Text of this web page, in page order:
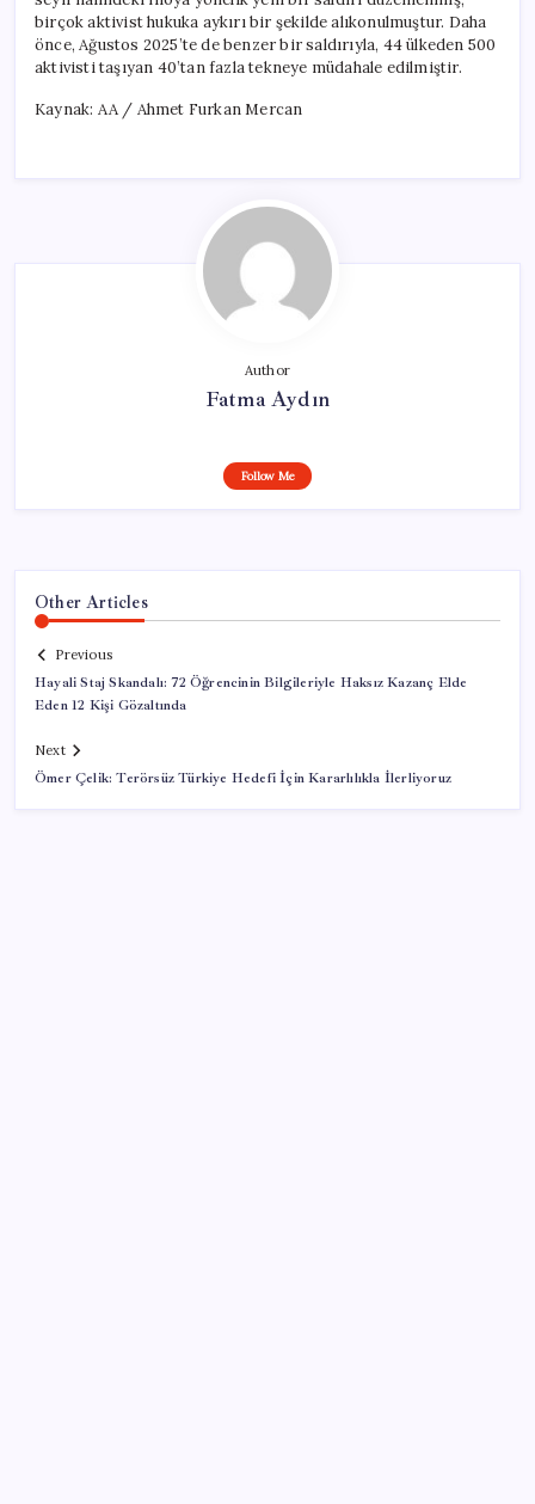
birçok aktivist hukuka aykırı bir şekilde alıkonulmuştur. Daha
önce, Ağustos 2025’te de benzer bir saldırıyla, 44 ülkeden 500
aktivisti taşıyan 40’tan fazla tekneye müdahale edilmiştir.
Kaynak: AA / Ahmet Furkan Mercan
Author
Fatma Aydın
Follow Me
Other Articles
Previous
Hayali Staj Skandalı: 72 Öğrencinin Bilgileriyle Haksız Kazanç Elde
Eden 12 Kişi Gözaltında
Next
Ömer Çelik: Terörsüz Türkiye Hedefi İçin Kararlılıkla İlerliyoruz